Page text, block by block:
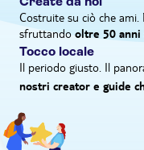
la vita di Michelangelo e
marmo di Carrara, che
iconica opera d'arte.
Costruite su ciò che ami.
sfruttando oltre 50 anni
Tocco locale
Il periodo giusto. Il
nostri creator e guide